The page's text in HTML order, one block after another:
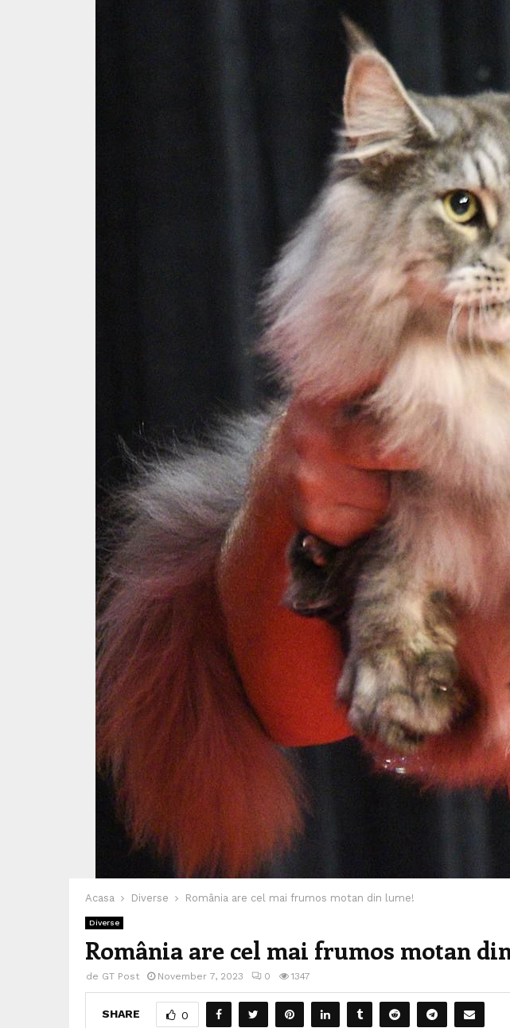
Acasa Diverse România are cel mai frumos motan din lume!
Diverse
România are cel mai frumos motan
de GT Post November 7, 2023 0 1347
SHARE 0